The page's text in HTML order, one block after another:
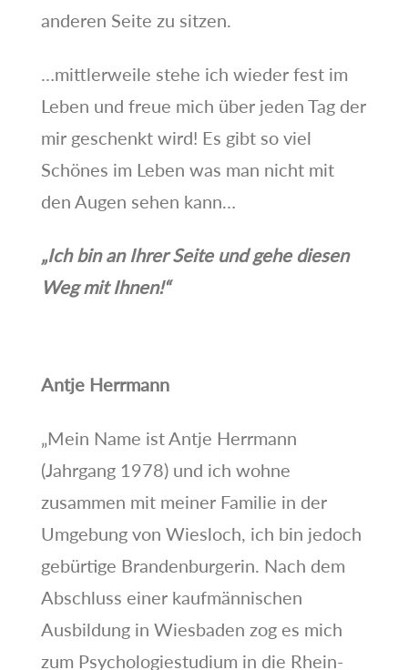
anderen Seite zu sitzen.
…mittlerweile stehe ich wieder fest im
Leben und freue mich über jeden Tag der
mir geschenkt wird! Es gibt so viel
Schönes im Leben was man nicht mit
den Augen sehen kann…
„Ich bin an Ihrer Seite und gehe diesen
Weg mit Ihnen!“
Antje Herrmann
„Mein Name ist Antje Herrmann
(Jahrgang 1978) und ich wohne
zusammen mit meiner Familie in der
Umgebung von Wiesloch, ich bin jedoch
gebürtige Brandenburgerin. Nach dem
Abschluss einer kaufmännischen
Ausbildung in Wiesbaden zog es mich
zum Psychologiestudium in die Rhein-